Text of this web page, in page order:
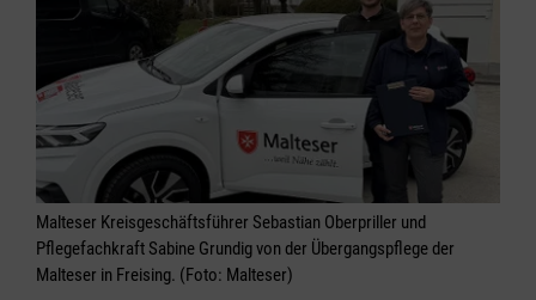
Malteser Kreisgeschäftsführer Sebastian Oberpriller und
Pflegefachkraft Sabine Grundig von der Übergangspflege der
Malteser in Freising. (Foto: Malteser)